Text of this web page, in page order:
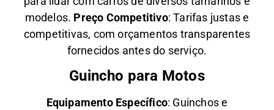
modelos. Preço Competitivo: Tarifas justas e
competitivas, com orçamentos transparentes
fornecidos antes do serviço.
Guincho para Motos
Equipamento Específico: Guinchos e